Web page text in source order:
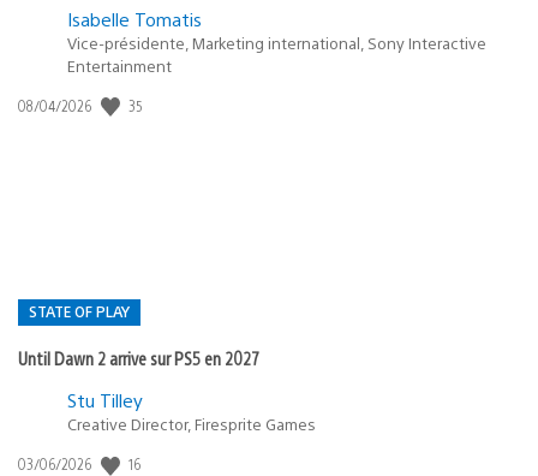
Isabelle Tomatis
Vice-présidente, Marketing international, Sony Interactive
Entertainment
Date
08/04/2026 35
STATE OF PLAY
Until Dawn 2 arrive sur PS5 en 2027
Postée
:
Stu Tilley
Creative Director, Firesprite Games
Date
03/06/2026 16